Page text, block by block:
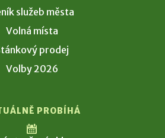
služeb města
Volná místa
prodej
Volby 2026
PROBÍHÁ